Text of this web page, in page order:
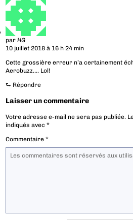
parHG
10 juillet 2018 à 16 h 24 min
Cette grossière erreur n’a certainement
Aerobuzz…. Lol!
⮑ Répondre
Laisser un commentaire
Votre adresse e-mail ne sera pas publiée.
indiqués avec*
Commentaire*